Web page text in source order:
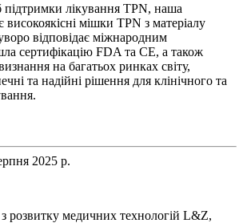
підтримки лікування TPN, наша
мішки TPN з матеріалу
відповідає міжнародним
сертифікацію FDA та CE, а також
на багатьох ринках світу,
та надійні рішення для клінічного та
2025 р.
розвитку медичних технологій L&Z,